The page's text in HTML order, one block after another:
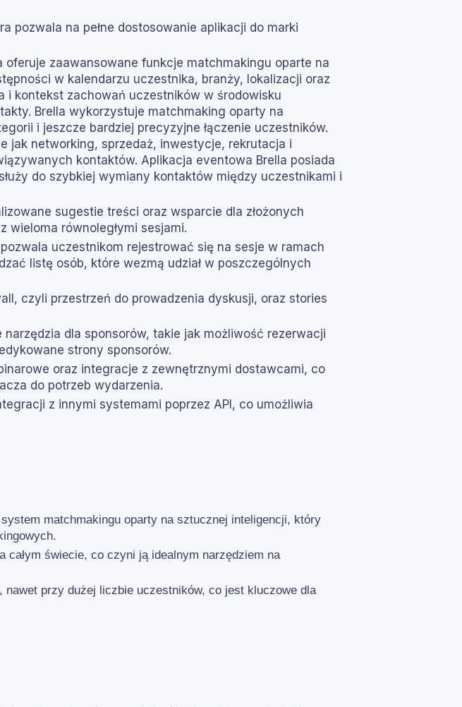
pozwala na pełne dostosowanie aplikacji do marki
zaawansowane funkcje matchmakingu oparte na
w kalendarzu uczestnika, branży, lokalizacji oraz
i kontekst zachowań uczestników w środowisku
Brella wykorzystuje matchmaking oparty na
i jeszcze bardziej precyzyjne łączenie uczestników.
jak networking, sprzedaż, inwestycje, rekrutacja i
kontaktów. Aplikacja eventowa Brella posiada
do szybkiej wymiany kontaktów między uczestnikami i
sugestie treści oraz wsparcie dla złożonych
wieloma równoległymi sesjami.
uczestnikom rejestrować się na sesje w ramach
listę osób, które wezmą udział w poszczególnych
czyli przestrzeń do prowadzenia dyskusji, oraz stories
dla sponsorów, takie jak możliwość rezerwacji
strony sponsorów.
oraz integracje z zewnętrznymi dostawcami, co
do potrzeb wydarzenia.
z innymi systemami poprzez API, co umożliwia
matchmakingu oparty na sztucznej inteligencji, który
całym świecie, co czyni ją idealnym narzędziem na
nawet przy dużej liczbie uczestników, co jest kluczowe dla